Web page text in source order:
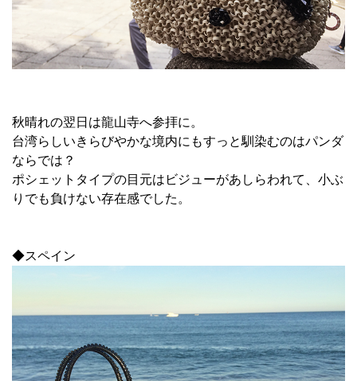
秋晴れの翌日は龍山寺へ参拝に。
台湾らしいきらびやかな境内にもすっと馴染むのはパンダ
ならでは？
ポシェットタイプの目元はビジューがあしらわれて、小ぶ
りでも負けない存在感でした。
◆スペイン